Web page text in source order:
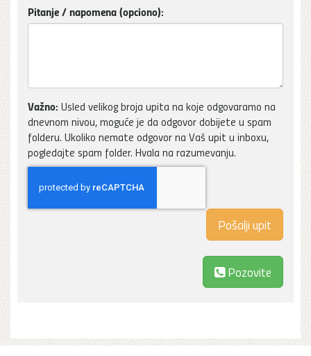
Pitanje / napomena (opciono):
Važno: Usled velikog broja upita na koje odgovaramo na
dnevnom nivou, moguće je da odgovor dobijete u spam
folderu. Ukoliko nemate odgovor na Vaš upit u inboxu,
pogledajte spam folder. Hvala na razumevanju.
Pozovite